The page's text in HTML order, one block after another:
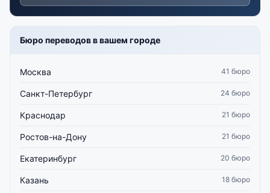
Бюро переводов в вашем городе
Москва 41 бюро
Санкт-Петербург 24 бюро
Краснодар 21 бюро
Ростов-на-Дону 21 бюро
Екатеринбург 20 бюро
Казань 18 бюро